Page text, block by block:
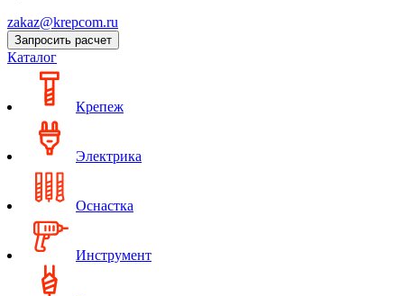
zakaz@krepcom.ru
Запросить расчет
Каталог
Крепеж
Электрика
Оснастка
Инструмент